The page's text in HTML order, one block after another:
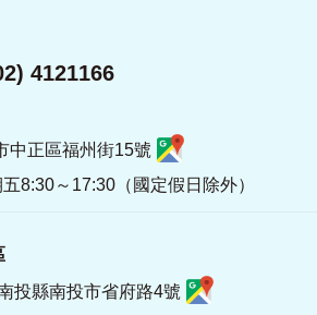
4121166
中正區福州街15號
8:30～17:30（國定假日除外）
投縣南投市省府路4號